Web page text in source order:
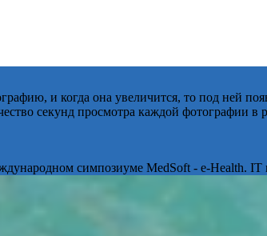
и когда она увеличится, то под ней
секунд просмотра каждой фотографии в
симпозиуме MedSoft - e-Health. IT